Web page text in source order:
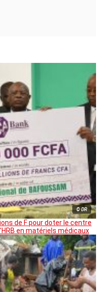
© DR
de F pour doter le centre
en matériels médicaux